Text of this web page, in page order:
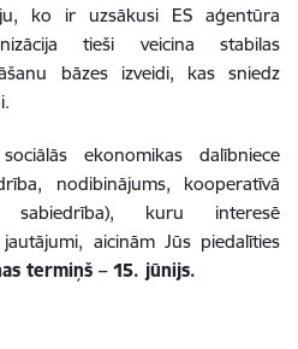
ko ir uzsākusi ES aģentūra
tieši veicina stabilas
bāzes izveidi, kas sniedz
ekonomikas dalībniece
nodibinājums, kooperatīvā
sabiedrība), kuru interesē
aicinām Jūs piedalīties
termiņš – 15. jūnijs.